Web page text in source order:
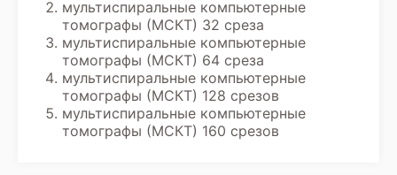
мультиспиральные компьютерные
томографы (МСКТ) 32 среза
мультиспиральные компьютерные
томографы (МСКТ) 64 среза
мультиспиральные компьютерные
томографы (МСКТ) 128 срезов
мультиспиральные компьютерные
томографы (МСКТ) 160 срезов